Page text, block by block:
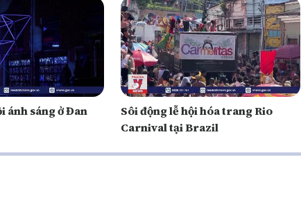
ánh sáng ở Đan
Sôi động lễ hội hóa trang Rio
Carnival tại Brazil